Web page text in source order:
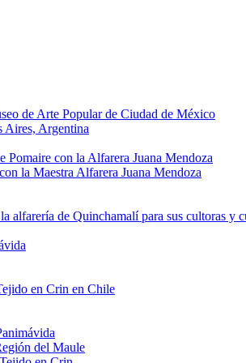
de Arte Popular de Ciudad de México
Aires, Argentina
Pomaire con la Alfarera Juana Mendoza
la Maestra Alfarera Juana Mendoza
alfarería de Quinchamalí para sus cultoras y
en Crin en Chile
del Maule